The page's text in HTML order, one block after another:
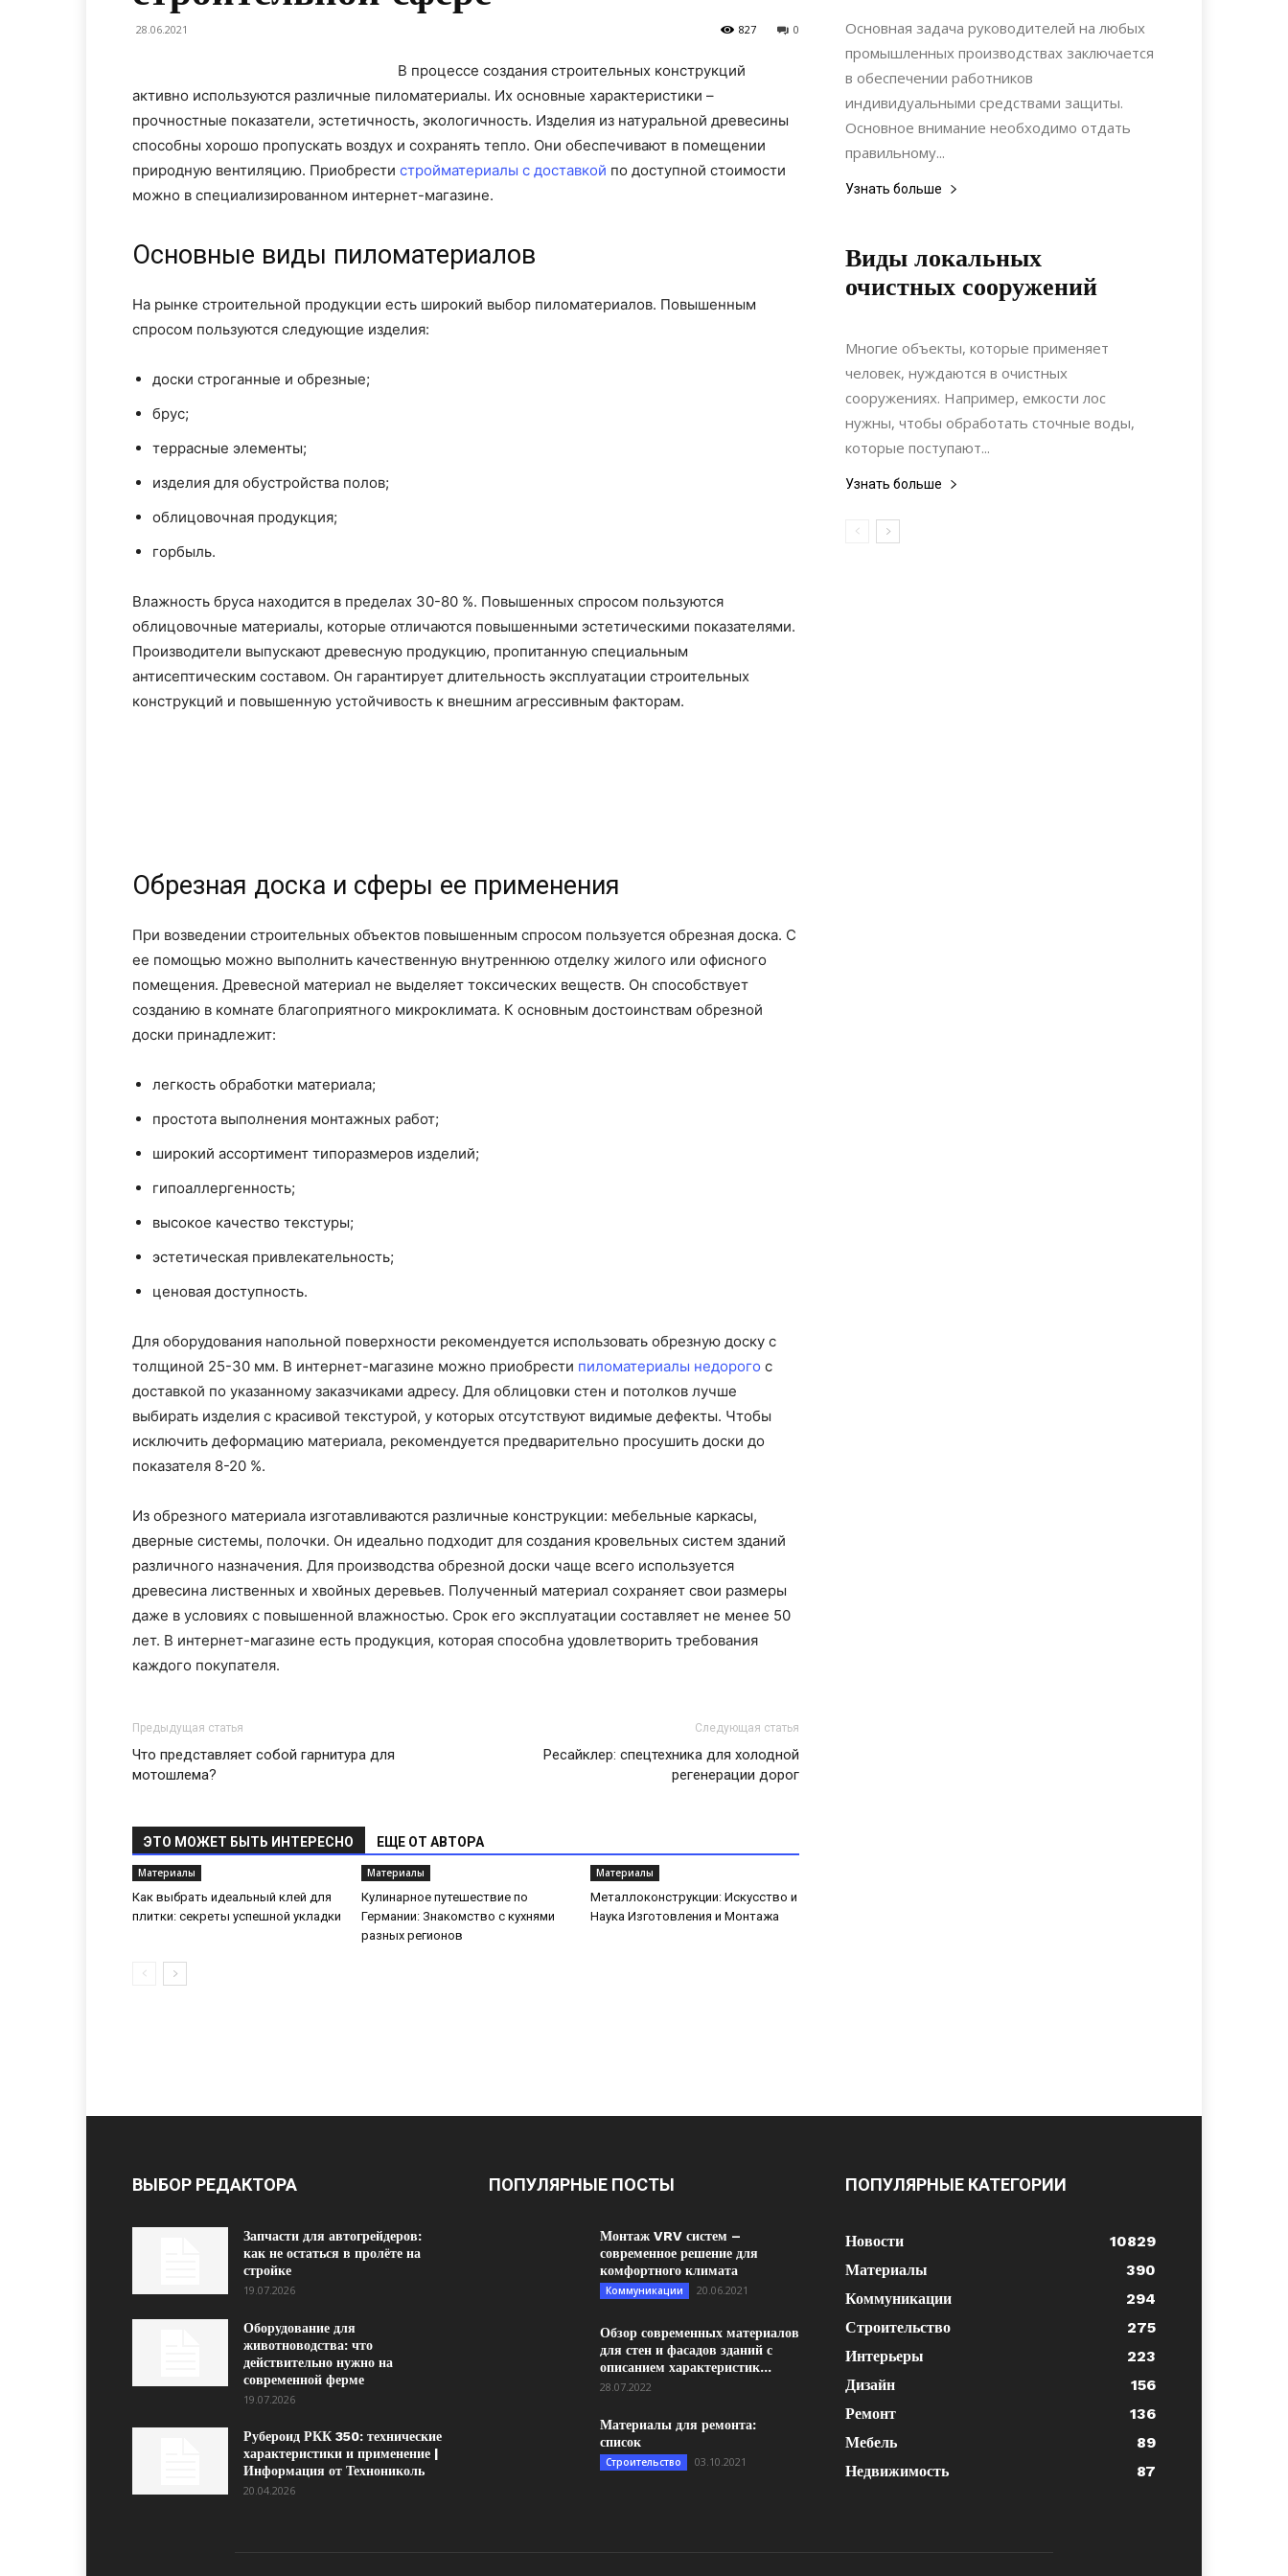
28.06.2021 0
827
В процессе создания строительных конструкций
активно используются различные пиломатериалы. Их основные характеристики –
прочностные показатели, эстетичность, экологичность. Изделия из натуральной древесины
способны хорошо пропускать воздух и сохранять тепло. Они обеспечивают в помещении
природную вентиляцию. Приобрести стройматериалы с доставкой по доступной стоимости
можно в специализированном интернет-магазине.
Основные виды пиломатериалов
На рынке строительной продукции есть широкий выбор пиломатериалов. Повышенным
спросом пользуются следующие изделия:
доски строганные и обрезные;
брус;
террасные элементы;
изделия для обустройства полов;
облицовочная продукция;
горбыль.
Влажность бруса находится в пределах 30-80 %. Повышенных спросом пользуются
облицовочные материалы, которые отличаются повышенными эстетическими показателями.
Производители выпускают древесную продукцию, пропитанную специальным
антисептическим составом. Он гарантирует длительность эксплуатации строительных
конструкций и повышенную устойчивость к внешним агрессивным факторам.
Обрезная доска и сферы ее применения
При возведении строительных объектов повышенным спросом пользуется обрезная доска. С
ее помощью можно выполнить качественную внутреннюю отделку жилого или офисного
помещения. Древесной материал не выделяет токсических веществ. Он способствует
созданию в комнате благоприятного микроклимата. К основным достоинствам обрезной
доски принадлежит:
легкость обработки материала;
простота выполнения монтажных работ;
широкий ассортимент типоразмеров изделий;
гипоаллергенность;
высокое качество текстуры;
эстетическая привлекательность;
ценовая доступность.
Для оборудования напольной поверхности рекомендуется использовать обрезную доску с
толщиной 25-30 мм. В интернет-магазине можно приобрести пиломатериалы недорого с
доставкой по указанному заказчиками адресу. Для облицовки стен и потолков лучше
выбирать изделия с красивой текстурой, у которых отсутствуют видимые дефекты. Чтобы
исключить деформацию материала, рекомендуется предварительно просушить доски до
показателя 8-20 %.
Из обрезного материала изготавливаются различные конструкции: мебельные каркасы,
дверные системы, полочки. Он идеально подходит для создания кровельных систем зданий
различного назначения. Для производства обрезной доски чаще всего используется
древесина лиственных и хвойных деревьев. Полученный материал сохраняет свои размеры
даже в условиях с повышенной влажностью. Срок его эксплуатации составляет не менее 50
лет. В интернет-магазине есть продукция, которая способна удовлетворить требования
каждого покупателя.
Предыдущая статья
Что представляет собой гарнитура для
мотошлема?
Следующая статья
Ресайклер: спецтехника для холодной
регенерации дорог
ЭТО МОЖЕТ БЫТЬ ИНТЕРЕСНО ЕЩЕ ОТ АВТОРА
Материалы
Как выбрать идеальный клей для
плитки: секреты успешной укладки
Материалы
Кулинарное путешествие по
Германии: Знакомство с кухнями
разных регионов
Материалы
Металлоконструкции: Искусство и
Наука Изготовления и Монтажа
Основная задача руководителей на любых
промышленных производствах заключается
в обеспечении работников
индивидуальными средствами защиты.
Основное внимание необходимо отдать
правильному...
Узнать больше
Виды локальных
очистных сооружений
29.10.2021
Многие объекты, которые применяет
человек, нуждаются в очистных
сооружениях. Например, емкости лос
нужны, чтобы обработать сточные воды,
которые поступают...
Узнать больше
ВЫБОР РЕДАКТОРА
Запчасти для автогрейдеров:
как не остаться в пролёте на
стройке
19.07.2026
Оборудование для
животноводства: что
действительно нужно на
современной ферме
19.07.2026
Рубероид РКК 350: технические
характеристики и применение |
Информация от Технониколь
20.04.2026
ПОПУЛЯРНЫЕ ПОСТЫ
Монтаж VRV систем –
современное решение для
комфортного климата
Коммуникации 20.06.2021
Обзор современных материалов
для стен и фасадов зданий с
описанием характеристик...
28.07.2022
Материалы для ремонта:
список
Строительство 03.10.2021
ПОПУЛЯРНЫЕ КАТЕГОРИИ
Новости
10829
Материалы
390
Коммуникации
294
Строительство
275
Интерьеры
223
Дизайн
156
Ремонт
136
Мебель
89
Недвижимость
87